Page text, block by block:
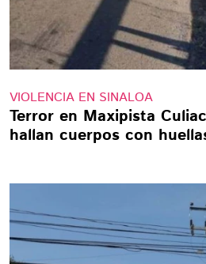
VIOLENCIA EN SINALOA
Terror en Maxipista
hallan cuerpos con